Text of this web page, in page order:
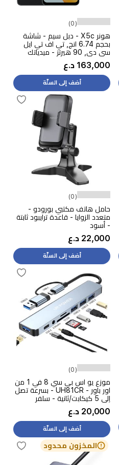
(0)
هونر X5c - دبل سيم - شاشة
بحجم 6.74 انج, تي اف تي ايل
سي دي, 90 هيرتز - ميدياتك
هدية مجانية
163,000 د.ع
أضف إلى السلّة
(0)
حامل هاتف مكتبي بورودو -
متعدد الزوايا - قاعدة ترايبود ثابتة
- أسود
22,000 د.ع
أضف إلى السلّة
(0)
موزع يو اس بي سي 8 في 1 من
اور باور - UH81CR - بسرعة تصل
إلى 5 كيكابت/ثانية - سلفر
20,000 د.ع
أضف إلى السلّة
المخزون محدود